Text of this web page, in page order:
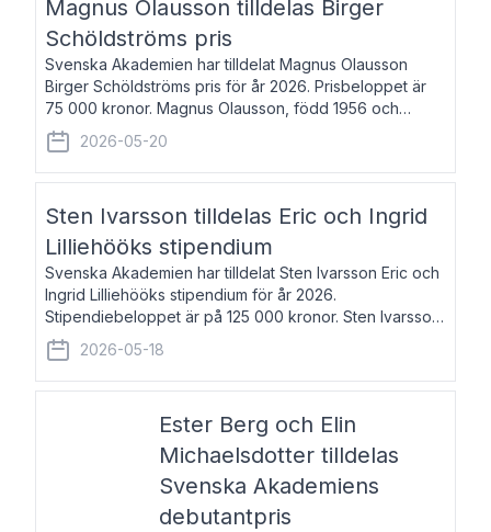
Magnus Olausson tilldelas Birger
Schöldströms pris
Svenska Akademien har tilldelat Magnus Olausson
Birger Schöldströms pris för år 2026. Prisbeloppet är
75 000 kronor. Magnus Olausson, född 1956 och
bosatt i Stockholm, är konstvetare, museiman och
hovman. Han disputerade 1993 vid Uppsala un
2026-05-20
Sten Ivarsson tilldelas Eric och Ingrid
Lilliehööks stipendium
Svenska Akademien har tilldelat Sten Ivarsson Eric och
Ingrid Lilliehööks stipendium för år 2026.
Stipendiebeloppet är på 125 000 kronor. Sten Ivarsson,
född 1979, är mediateksamordnare vid
Söderslättsgymnasiet i Trelleborg. Här har han på
2026-05-18
Ester Berg och Elin
Michaelsdotter tilldelas
Svenska Akademiens
debutantpris